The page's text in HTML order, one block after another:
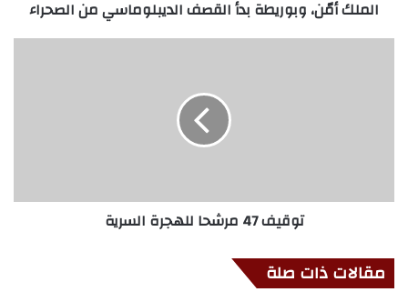
الملك أمّن، وبوريطة بدأ القصف الديبلوماسي من الصحراء
توقيف 47 مرشحا للهجرة السرية
مقالات ذات صلة